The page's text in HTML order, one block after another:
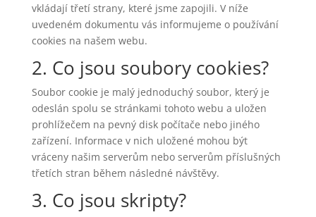
vkládají třetí strany, které jsme zapojili. V níže
uvedeném dokumentu vás informujeme o používání
cookies na našem webu.
2. Co jsou soubory cookies?
Soubor cookie je malý jednoduchý soubor, který je
odeslán spolu se stránkami tohoto webu a uložen
prohlížečem na pevný disk počítače nebo jiného
zařízení. Informace v nich uložené mohou být
vráceny našim serverům nebo serverům příslušných
třetích stran během následné návštěvy.
3. Co jsou skripty?